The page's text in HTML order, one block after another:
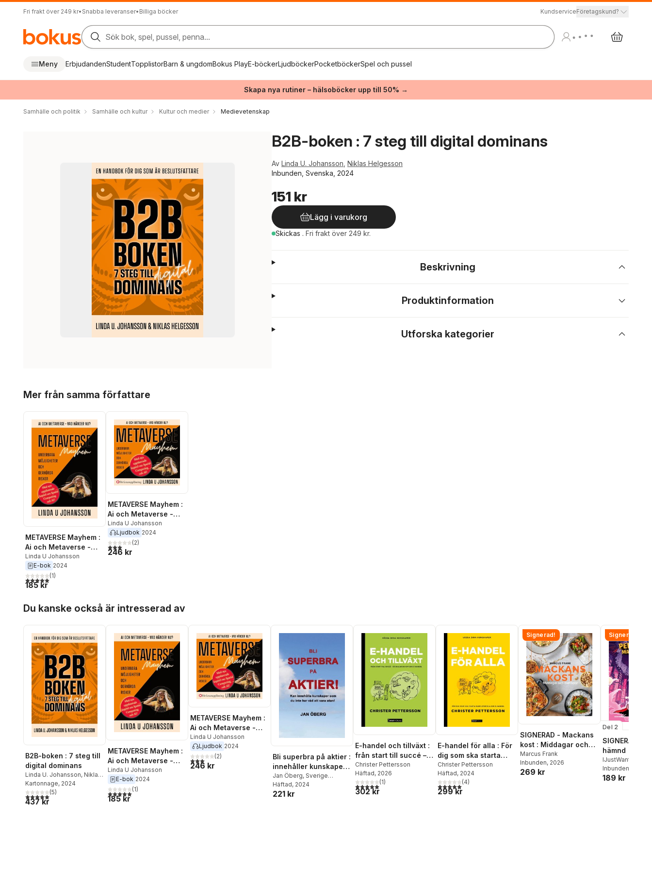
Fri frakt över 249 kr• Snabba leveranser• Billiga böcker KundserviceFöretagskund?
Sök bok, spel, pussel, penna...
Meny ErbjudandenStudentTopplistorBarn & ungdomBokus PlayE-böckerLjudböckerPocketböckerSpel och pussel
Skapa nya rutiner – hälsoböcker upp till 50% →
Samhälle och politik Samhälle och kultur Kultur och medier Medievetenskap
B2B-boken : 7 steg till digital dominans
Av Linda U. Johansson Niklas Helgesson
Inbunden, Svenska, 2024
151 kr
Lägg i varukorg
Skickas . Fri frakt över 249 kr.
Beskrivning
Produktinformation
Utforska kategorier
Mer från samma författare
METAVERSE Mayhem :
Ai och Metaverse -
Vad händer nu? :
Underbara möjligheter
och oerhörda risker
Linda U Johansson
E-bok 2024
5,0utav 5 stjärnor. Totalt antal röster:
(1)
185 kr
METAVERSE Mayhem :
Ai och Metaverse -
Vad händer nu? :
Underbara möjligheter
och oerhörda risker
Linda U Johansson
Ljudbok 2024
3,0utav 5 stjärnor. Totalt antal röster:
(2)
246 kr
Du kanske också är intresserad av
B2B-boken : 7 steg till
digital dominans
Linda U. Johansson, Niklas
Helgesson
Kartonnage, 2024
5,0utav 5 stjärnor. Totalt antal röster:
(5)
437 kr
METAVERSE Mayhem :
Ai och Metaverse -
Vad händer nu? :
Underbara möjligheter
och oerhörda risker
Linda U Johansson
E-bok 2024
5,0utav 5 stjärnor. Totalt antal röster:
(1)
185 kr
METAVERSE Mayhem :
Ai och Metaverse -
Vad händer nu? :
Underbara möjligheter
och oerhörda risker
Linda U Johansson
Ljudbok 2024
3,0utav 5 stjärnor. Totalt antal röster:
(2)
246 kr
Bli superbra på aktier :
innehåller kunskaper
du inte har råd att
vara utan
Jan Öberg, Sverige
Stockholm
Häftad, 2024
221 kr
E-handel och tillväxt :
från start till succé –
så skalar du upp din
e-handel
Christer Pettersson
Häftad, 2026
5,0utav 5 stjärnor. Totalt antal röster:
(1)
302 kr
E-handel för alla : För
dig som ska starta
eller vill utveckla din
e-handel.
Christer Pettersson
Häftad, 2024
5,0utav 5 stjärnor. Totalt antal röster:
(4)
299 kr
Signerad!
SIGNERAD - Mackans
kost : Middagar och
matlådor
Marcus Frank
Inbunden, 2026
269 kr
Signerad!
Del 2
SIGNERAD -
hämnd
Adolphson
Beer ,Victor Beer
Inbunden
189 kr